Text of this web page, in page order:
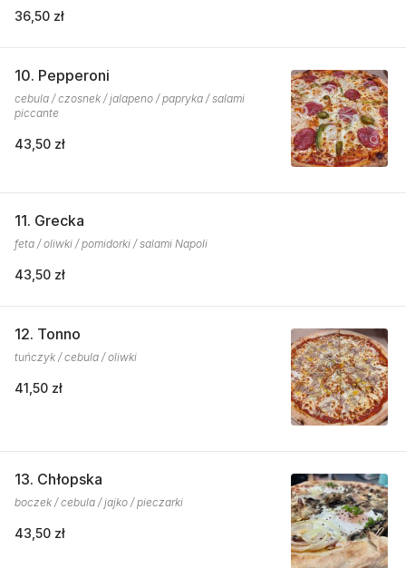
36,50 zł
10. Pepperoni
cebula / czosnek / jalapeno / papryka / salami
piccante
43,50 zł
11. Grecka
feta / oliwki / pomidorki / salami Napoli
43,50 zł
12. Tonno
tuńczyk / cebula / oliwki
41,50 zł
13. Chłopska
boczek / cebula / jajko / pieczarki
43,50 zł